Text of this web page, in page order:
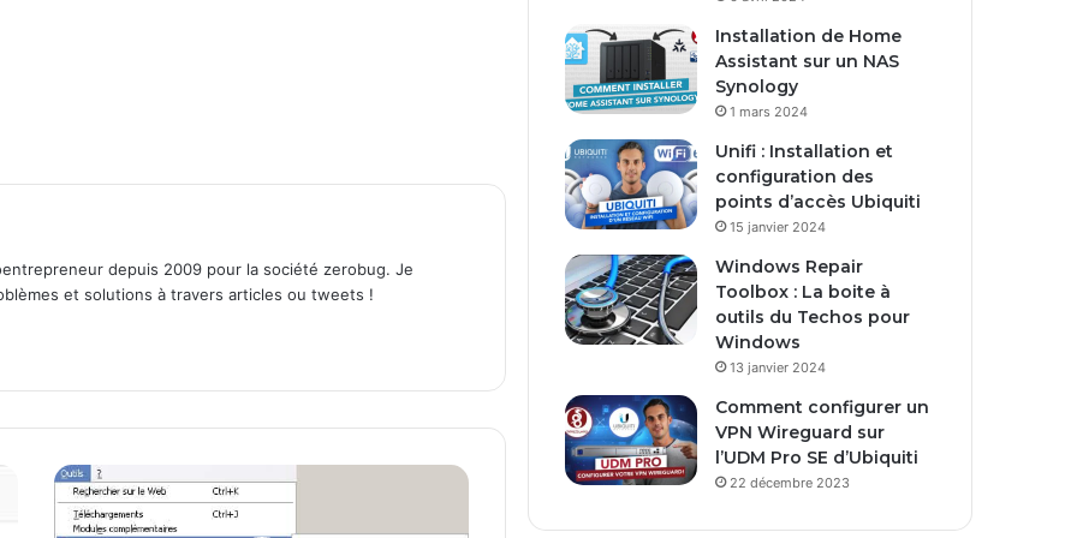
depuis 2009 pour la société zerobug. Je
et solutions à travers articles ou tweets !
S
y
e
m
i
l
Installation de Home
Assistant sur un NAS
Synology
1 mars 2024
Unifi : Installation et
configuration des
points d’accès Ubiquiti
15 janvier 2024
Windows Repair
Toolbox : La boite à
outils du Techos pour
Windows
13 janvier 2024
Comment configurer un
VPN Wireguard sur
l’UDM Pro SE d’Ubiquiti
22 décembre 2023